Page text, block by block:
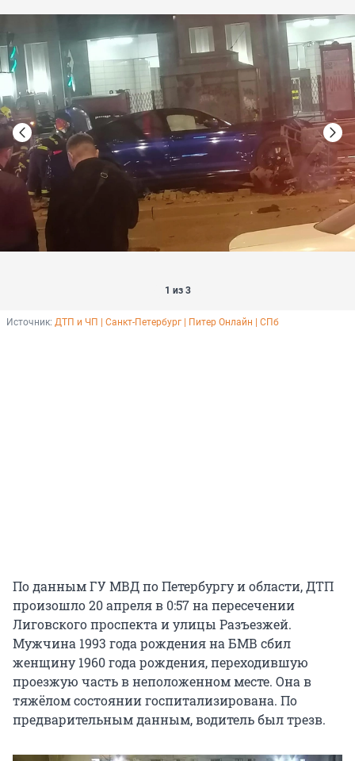
1 из 3
Источник: ДТП и ЧП | Санкт-Петербург | Питер Онлайн | СПб
По данным ГУ МВД по Петербургу и области, ДТП
произошло 20 апреля в 0:57 на пересечении
Лиговского проспекта и улицы Разъезжей.
Мужчина 1993 года рождения на БМВ сбил
женщину 1960 года рождения, переходившую
проезжую часть в неположенном месте. Она в
тяжёлом состоянии госпитализирована. По
предварительным данным, водитель был трезв.